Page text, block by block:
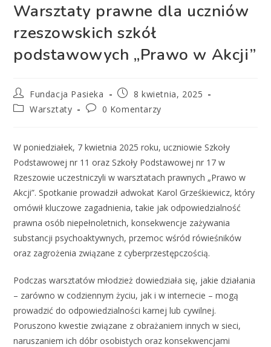
Warsztaty prawne dla uczniów
rzeszowskich szkół
podstawowych „Prawo w Akcji”
Fundacja Pasieka
8 kwietnia, 2025
Warsztaty
0 Komentarzy
W poniedziałek, 7 kwietnia 2025 roku, uczniowie Szkoły
Podstawowej nr 11 oraz Szkoły Podstawowej nr 17 w
Rzeszowie uczestniczyli w warsztatach prawnych „Prawo w
Akcji”. Spotkanie prowadził adwokat Karol Grześkiewicz, który
omówił kluczowe zagadnienia, takie jak odpowiedzialność
prawna osób niepełnoletnich, konsekwencje zażywania
substancji psychoaktywnych, przemoc wśród rówieśników
oraz zagrożenia związane z cyberprzestępczością.
Podczas warsztatów młodzież dowiedziała się, jakie działania
– zarówno w codziennym życiu, jak i w internecie – mogą
prowadzić do odpowiedzialności karnej lub cywilnej.
Poruszono kwestie związane z obrażaniem innych w sieci,
naruszaniem ich dóbr osobistych oraz konsekwencjami